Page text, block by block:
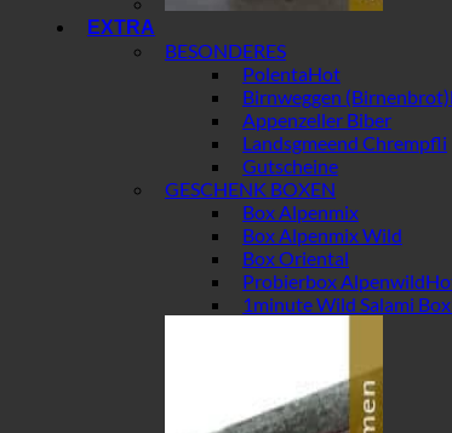
EXTRA
BESONDERES
Polenta
Birnweggen (Birnenbrot)
Appenzeller Biber
Landsgmeend Chrempfli
Gutscheine
GESCHENK BOXEN
Box Alpenmix
Box Alpenmix Wild
Box Oriental
Probierbox Alpenwild
1minute Wild Salami Box